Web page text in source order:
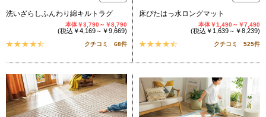
洗いざらしふんわり綿キルトラグ
本体￥3,790～￥8,790
(税込￥4,169～￥9,669)
クチコミ 68件
床ぴたはっ水ロングマット
本体￥1,490～￥7,490
(税込￥1,639～￥8,239)
クチコミ 525件